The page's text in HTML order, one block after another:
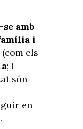
amb
i
(com els
; i
són
en